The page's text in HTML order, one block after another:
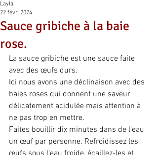
Sauce gribiche à la baie
rose.
Layla
22 févr. 2024
La sauce gribiche est une sauce faite
avec des œufs durs.
Ici nous avons une déclinaison avec des
baies roses qui donnent une saveur
délicatement acidulée mais attention à
ne pas trop en mettre.
Faites bouillir dix minutes dans de l’eau
un œuf par personne. Refroidissez les